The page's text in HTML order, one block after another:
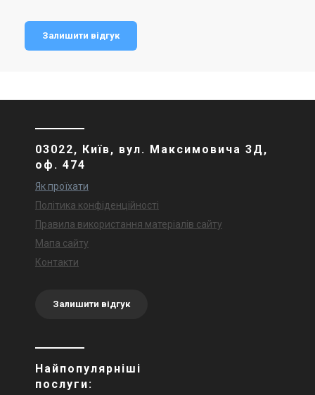
Залишити відгук
03022, Київ, вул. Максимовича 3Д,
оф. 474
Як проїхати
Політика конфіденційності
Правила використання матеріалів сайту
Мапа сайту
Контакти
Залишити відгук
Найпопулярніші
послуги: